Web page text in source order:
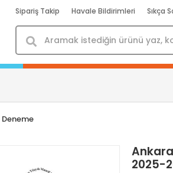
Sipariş Takip Havale Bildirimleri Sıkça
Deneme
2025-